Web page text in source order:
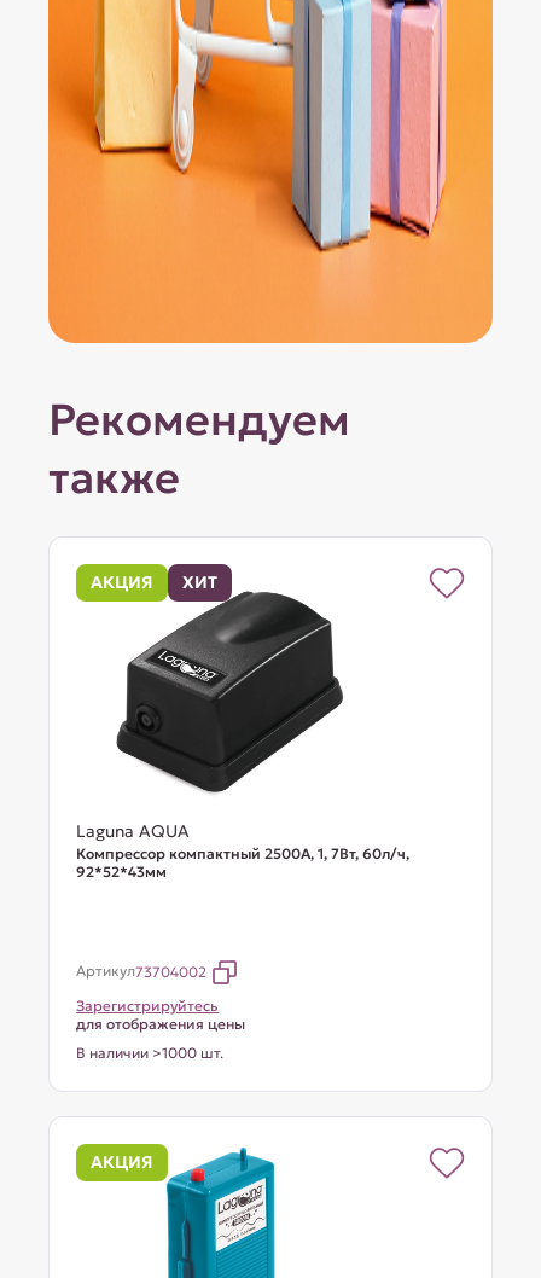
Рекомендуем
также
АКЦИЯ ХИТ
Laguna AQUA
Компрессор компактный 2500A, 1, 7Вт, 60л/ч,
92*52*43мм
Артикул73704002
Зарегистрируйтесь
для отображения цены
В наличии >1000 шт.
АКЦИЯ